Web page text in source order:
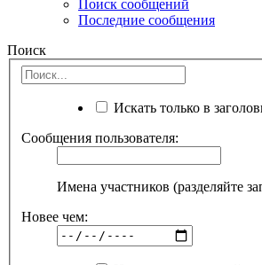
Поиск сообщений
Последние сообщения
Поиск
Искать только в
Сообщения пользователя:
Имена участников (разделяйте
Новее чем: